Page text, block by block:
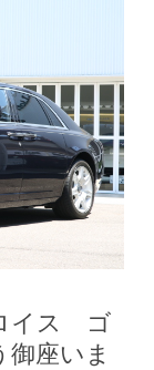
イス ゴ
御座いま